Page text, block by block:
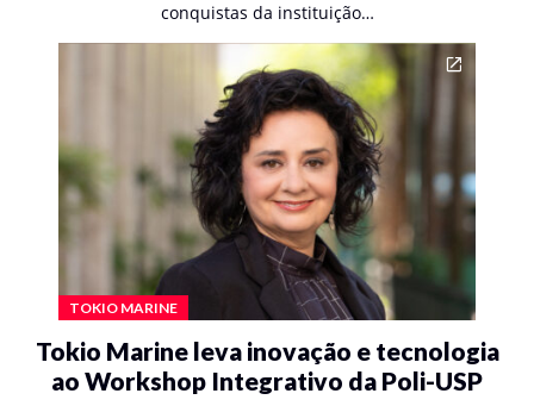
conquistas da instituição…
TOKIO MARINE
Tokio Marine leva inovação e tecnologia
ao Workshop Integrativo da Poli-USP